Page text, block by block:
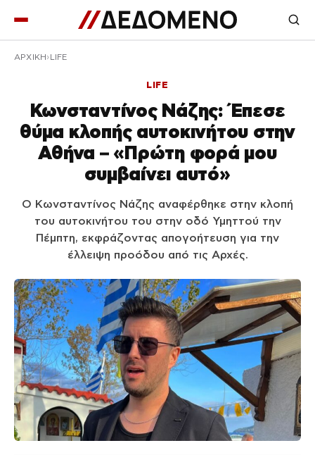
ΑΡΧΙΚΉ LIFE
LIFE
Κωνσταντίνος Νάζης: Έπεσε
θύμα κλοπής αυτοκινήτου στην
Αθήνα – «Πρώτη φορά μου
συμβαίνει αυτό»
Ο Κωνσταντίνος Νάζης αναφέρθηκε στην κλοπή
του αυτοκινήτου του στην οδό Υμηττού την
Πέμπτη, εκφράζοντας απογοήτευση για την
έλλειψη προόδου από τις Αρχές.